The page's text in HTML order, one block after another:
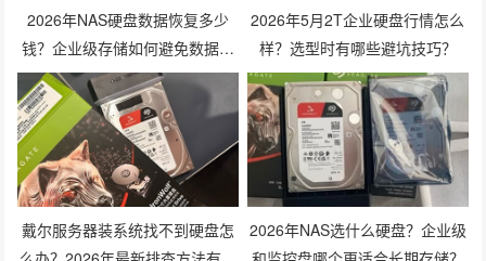
2026年NAS硬盘数据恢复多少
钱？企业级存储如何避免数据丢
失风险？
2026年5月2T企业硬盘行情怎么
样？选型时有哪些避坑技巧？
戴尔服务器装系统找不到硬盘怎
2026年NAS选什么硬盘？企业级